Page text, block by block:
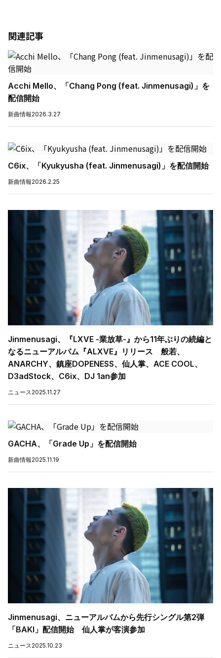
関連記事
Acchi Mello、「Chang Pong (feat. Jinmenusagi)」を
配信開始
新曲情報2026.3.27
C6ix、「Kyukyusha (feat. Jinmenusagi)」を配信開始
新曲情報2026.2.25
Jinmenusagi、『LXVE -業放草-』から11年ぶりの続編と
なるニューアルバム『ALXVE』リリース 般若、
ANARCHY、鎮座DOPENESS、仙人掌、ACE COOL、
D3adStock、C6ix、DJ 1an参加
ニュース 2025.11.27
GACHA、「Grade Up」を配信開始
新曲情報2025.11.19
Jinmenusagi、ニューアルバムから先行シングル第2弾
「BAKI」配信開始 仙人掌が客演参加
ニュース 2025.10.23